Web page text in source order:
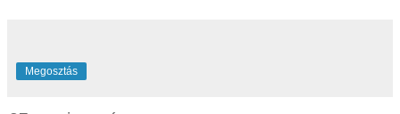
Megosztás